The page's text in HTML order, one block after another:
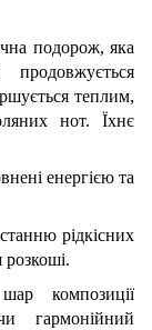
подорож, яка
теплим,
нот. Їхнє
енергією та
рідкісних
композиції
гармонійний